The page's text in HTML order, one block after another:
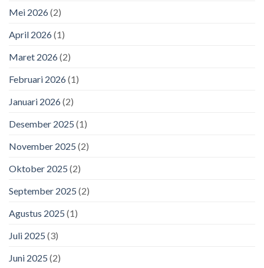
Mei 2026(2)
April 2026(1)
Maret 2026(2)
Februari 2026(1)
Januari 2026(2)
Desember 2025 (1)
November 2025 (2)
Oktober 2025 (2)
September 2025 (2)
Agustus 2025 (1)
Juli 2025 (3)
Juni 2025 (2)